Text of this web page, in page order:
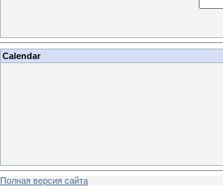
Calendar
Полная версия сайта